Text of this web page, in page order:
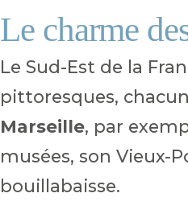
Le charme
Le Sud-Est de la
pittoresques,
Marseille, par
musées, son Vieux-
bouillabaisse.